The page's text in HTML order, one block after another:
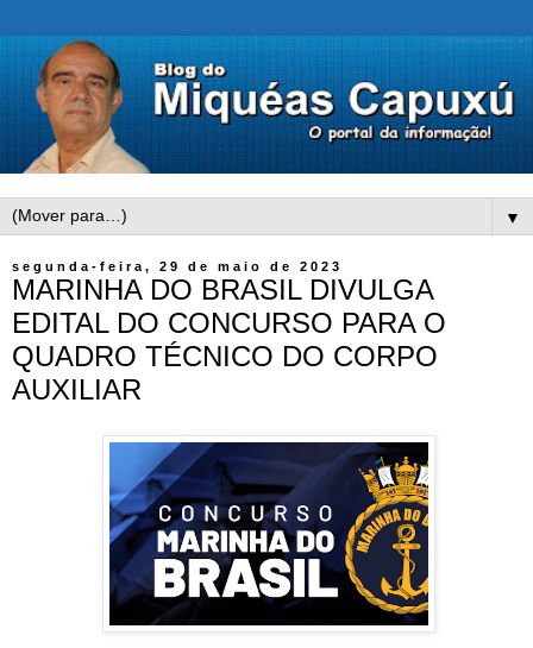
▼
segunda-feira, 29 de maio de 2023
MARINHA DO BRASIL DIVULGA
EDITAL DO CONCURSO PARA O
QUADRO TÉCNICO DO CORPO
AUXILIAR